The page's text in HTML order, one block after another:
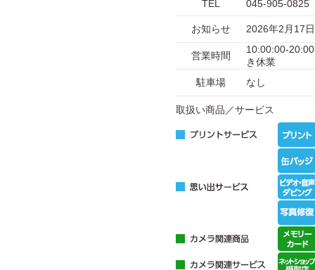
TEL 045-905-0825
お知らせ 2026年2月17
営業時間
10:00:00-
き休業
駐車場
なし
取扱い商品／サービス